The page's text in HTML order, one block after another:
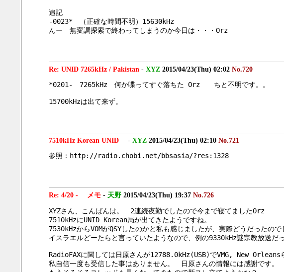
追記
-0023*　（正確な時間不明）15630kHz
んー　無変調探索で終わってしまうのか今日は・・・Orz
Re: UNID 7265kHz / Pakistan- XYZ 2015/04/23(Thu) 02:02 No.720
*0201-　7265kHz　何か喋ってすぐ落ちた Orz　　ちと不明です。。
15700kHzは出て来ず。
7510kHz Korean UNID - XYZ 2015/04/23(Thu) 02:10 No.721
参照：http://radio.chobi.net/bbsasia/?res:1328
Re: 4/20 - メモ- 天野 2015/04/23(Thu) 19:37 No.726
XYZさん、こんばんは。　2連続夜勤でしたので今まで寝てましたOrz
7510kHzにUNID Korean局が出てきたようですね。
7530kHzからVOMがQSYしたのかと私も感じましたが、実際どうだったので
イスラエルどーたらと言っていたようなので、例の9330kHz謎宗教放送だ
RadioFAXに関しては日原さんが12788.0kHz(USB)でVMG, New Orleans
私自信一度も受信した事はありません。　日原さんの情報には感謝です。